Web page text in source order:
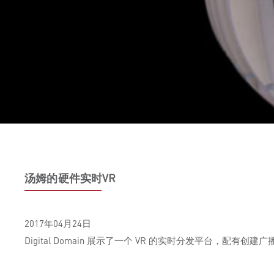
汤姆的硬件实时VR
2017年04月24日
Digital Domain 展示了一个 VR 的实时分发平台，配有创建广